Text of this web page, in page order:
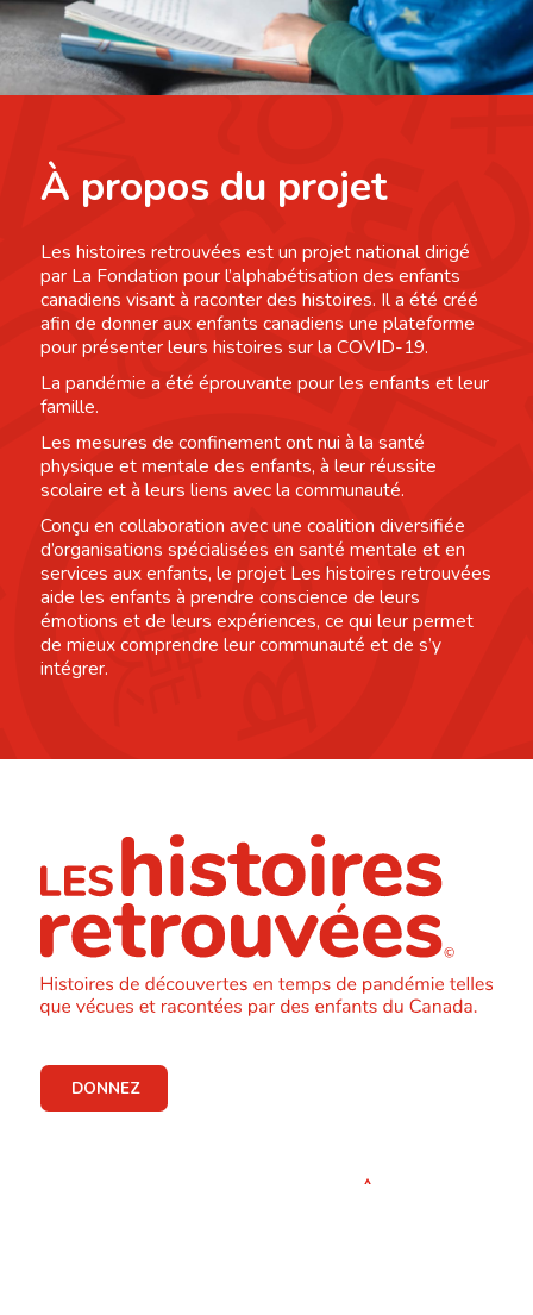
À propos du projet
Les histoires retrouvées est un projet national dirigé
par La Fondation pour l’alphabétisation des enfants
canadiens visant à raconter des histoires. Il a été créé
afin de donner aux enfants canadiens une plateforme
pour présenter leurs histoires sur la COVID-19.
La pandémie a été éprouvante pour les enfants et leur
famille.
Les mesures de confinement ont nui à la santé
physique et mentale des enfants, à leur réussite
scolaire et à leurs liens avec la communauté.
Conçu en collaboration avec une coalition diversifiée
d’organisations spécialisées en santé mentale et en
services aux enfants, le projet Les histoires retrouvées
aide les enfants à prendre conscience de leurs
émotions et de leurs expériences, ce qui leur permet
de mieux comprendre leur communauté et de s’y
intégrer.
DONNEZ